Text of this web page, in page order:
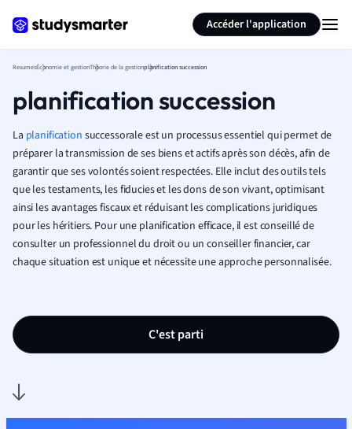
Accéder l'application
ResumesÉconomie et gestionThéorie de la gestionplanification succession
planification succession
La planification successorale est un processus essentiel qui permet de
préparer la transmission de ses biens et actifs après son décès, afin de
garantir que ses volontés soient respectées. Elle inclut des outils tels
que les testaments, les fiducies et les dons de son vivant, optimisant
ainsi les avantages fiscaux et réduisant les complications juridiques
pour les héritiers. Pour une planification efficace, il est conseillé de
consulter un professionnel du droit ou un conseiller financier, car
chaque situation est unique et nécessite une approche personnalisée.
C'est parti
Résumer la page